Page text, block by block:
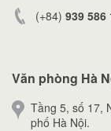
(+84) 939 586
Văn phòng Hà
Tầng 5, số 17,
phố Hà Nội.